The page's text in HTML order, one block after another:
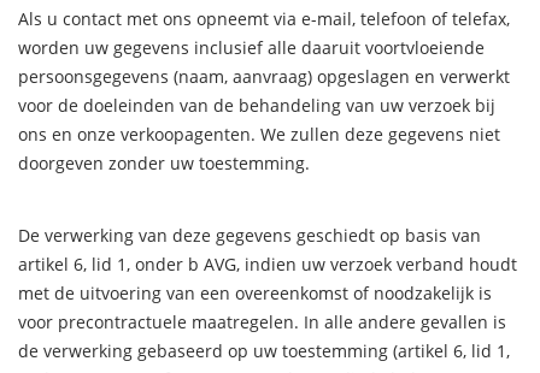
Als u contact met ons opneemt via e-mail, telefoon of telefax,
worden uw gegevens inclusief alle daaruit voortvloeiende
persoonsgegevens (naam, aanvraag) opgeslagen en verwerkt
voor de doeleinden van de behandeling van uw verzoek bij
ons en onze verkoopagenten. We zullen deze gegevens niet
doorgeven zonder uw toestemming.
De verwerking van deze gegevens geschiedt op basis van
artikel 6, lid 1, onder b AVG, indien uw verzoek verband houdt
met de uitvoering van een overeenkomst of noodzakelijk is
voor precontractuele maatregelen. In alle andere gevallen is
de verwerking gebaseerd op uw toestemming (artikel 6, lid 1,